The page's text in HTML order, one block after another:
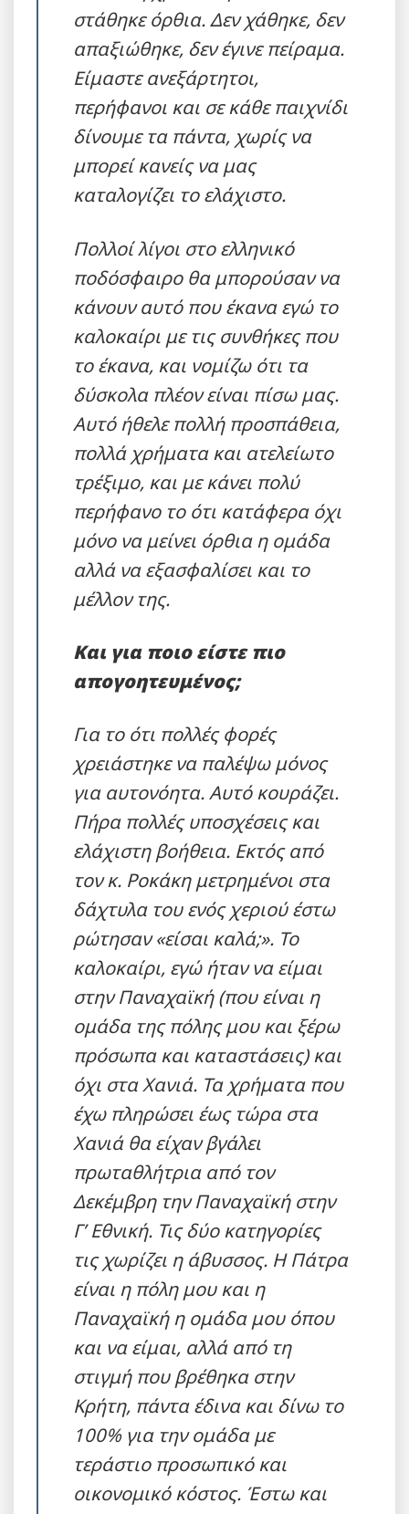
στάθηκε όρθια. Δεν χάθηκε, δεν
απαξιώθηκε, δεν έγινε πείραμα.
Είμαστε ανεξάρτητοι,
περήφανοι και σε κάθε παιχνίδι
δίνουμε τα πάντα, χωρίς να
μπορεί κανείς να μας
καταλογίζει το ελάχιστο.
Πολλοί λίγοι στο ελληνικό
ποδόσφαιρο θα μπορούσαν να
κάνουν αυτό που έκανα εγώ το
καλοκαίρι με τις συνθήκες που
το έκανα, και νομίζω ότι τα
δύσκολα πλέον είναι πίσω μας.
Αυτό ήθελε πολλή προσπάθεια,
πολλά χρήματα και ατελείωτο
τρέξιμο, και με κάνει πολύ
περήφανο το ότι κατάφερα όχι
μόνο να μείνει όρθια η ομάδα
αλλά να εξασφαλίσει και το
μέλλον της.
Και για ποιο είστε πιο
απογοητευμένος;
Για το ότι πολλές φορές
χρειάστηκε να παλέψω μόνος
για αυτονόητα. Αυτό κουράζει.
Πήρα πολλές υποσχέσεις και
ελάχιστη βοήθεια. Εκτός από
τον κ. Ροκάκη μετρημένοι στα
δάχτυλα του ενός χεριού έστω
ρώτησαν «είσαι καλά;». Το
καλοκαίρι, εγώ ήταν να είμαι
στην Παναχαϊκή (που είναι η
ομάδα της πόλης μου και ξέρω
πρόσωπα και καταστάσεις) και
όχι στα Χανιά. Τα χρήματα που
έχω πληρώσει έως τώρα στα
Χανιά θα είχαν βγάλει
πρωταθλήτρια από τον
Δεκέμβρη την Παναχαϊκή στην
Γ’ Εθνική. Τις δύο κατηγορίες
τις χωρίζει η άβυσσος. Η Πάτρα
είναι η πόλη μου και η
Παναχαϊκή η ομάδα μου όπου
και να είμαι, αλλά από τη
στιγμή που βρέθηκα στην
Κρήτη, πάντα έδινα και δίνω το
100% για την ομάδα με
τεράστιο προσωπικό και
οικονομικό κόστος. Έστω και